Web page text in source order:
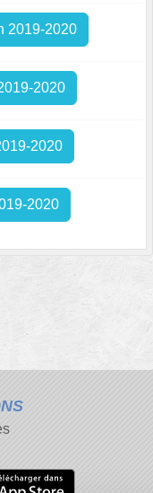
2019-2020
2020
2020
2020